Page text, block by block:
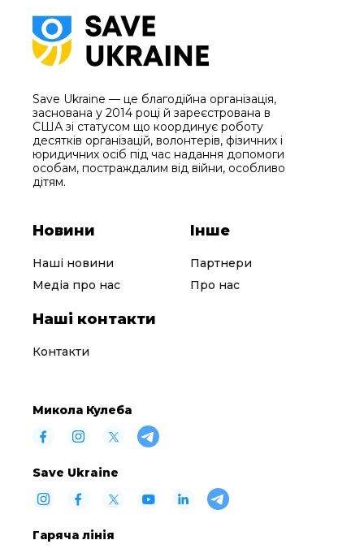
Save Ukraine — це благодійна організація,
заснована у 2014 році й зареєстрована в
США зі статусом що координує роботу
десятків організацій, волонтерів, фізичних і
юридичних осіб під час надання допомоги
особам, постраждалим від війни, особливо
дітям.
Новини
Наші новини
Медіа про нас
Інше
Партнери
Про нас
Наші контакти
Контакти
Микола Кулеба
Save Ukraine
Гаряча лінія